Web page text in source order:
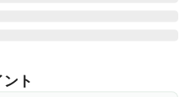
のグループ会社であり、安定
いでいる企業で、全国で施設
ト